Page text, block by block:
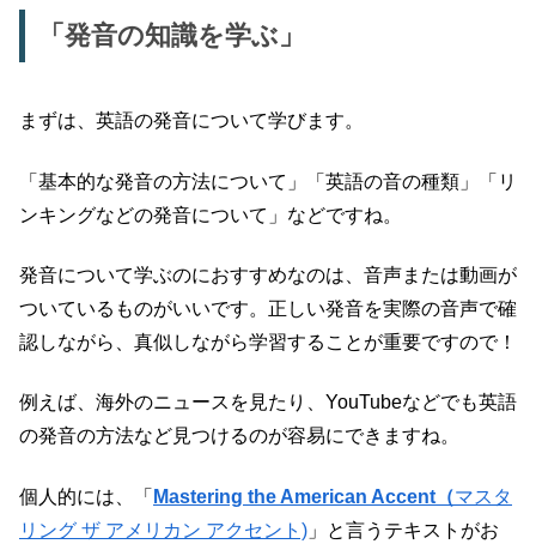
「発音の知識を学ぶ」
まずは、英語の発音について学びます。
「基本的な発音の方法について」「英語の音の種類」「リ
ンキングなどの発音について」などですね。
発音について学ぶのにおすすめなのは、音声または動画が
ついているものがいいです。正しい発音を実際の音声で確
認しながら、真似しながら学習することが重要ですので！
例えば、海外のニュースを見たり、YouTubeなどでも英語
の発音の方法など見つけるのが容易にできますね。
個人的には、「 Mastering the American Accent（マスタ
リング ザ アメリカン アクセント) 」と言うテキストがお